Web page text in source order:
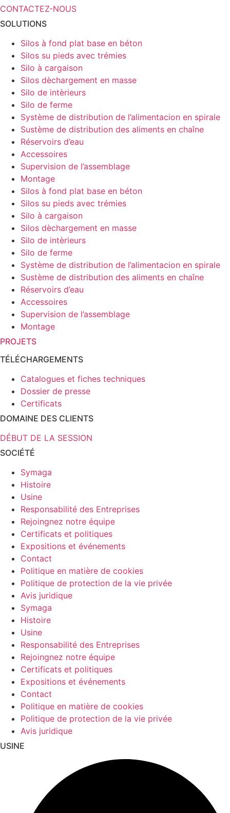
CONTACTEZ-NOUS
SOLUTIONS
Silos à fond plat base en béton
Silos su pieds avec trémies
Silo à cargaison
Silos dèchargement en masse
Silo de intèrieurs
Silo de ferme
Système de distribution de l’alimentacion en spirale
Sustème de distribution des aliments en chaîne
Réservoirs d’eau
Accessoires
Supervision de l’assemblage
Montage
Silos à fond plat base en béton
Silos su pieds avec trémies
Silo à cargaison
Silos dèchargement en masse
Silo de intèrieurs
Silo de ferme
Système de distribution de l’alimentacion en spirale
Sustème de distribution des aliments en chaîne
Réservoirs d’eau
Accessoires
Supervision de l’assemblage
Montage
PROJETS
TÉLÉCHARGEMENTS
Catalogues et fiches techniques
Dossier de presse
Certificats
DOMAINE DES CLIENTS
DÉBUT DE LA SESSION
SOCIÉTÉ
Symaga
Histoire
Usine
Responsabilité des Entreprises
Rejoingnez notre équipe
Certificats et politiques
Expositions et événements
Contact
Politique en matière de cookies
Politique de protection de la vie privée
Avis juridique
Symaga
Histoire
Usine
Responsabilité des Entreprises
Rejoingnez notre équipe
Certificats et politiques
Expositions et événements
Contact
Politique en matière de cookies
Politique de protection de la vie privée
Avis juridique
USINE